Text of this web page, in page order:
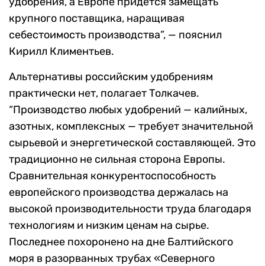
крупного поставщика, наращивая
себестоимость производства”, — пояснил
Кирилл Климентьев.
Альтернативы российским удобрениям
практически нет, полагает Толкачев.
“Производство любых удобрений — калийных,
азотных, комплексных — требует значительной
сырьевой и энергетической составляющей. Это
традиционно не сильная сторона Европы.
Сравнительная конкурентоспособность
европейского производства держалась на
высокой производительности труда благодаря
технологиям и низким ценам на сырье.
Последнее похоронено на дне Балтийского
моря в разорванных трубах «Северного